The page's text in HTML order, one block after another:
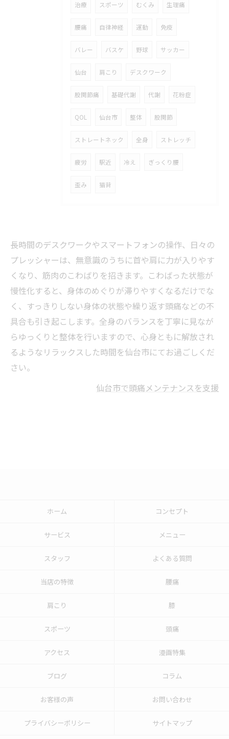
治療 スポーツ むくみ 生理痛
腰痛 自律神経 運動 免疫
バレー バスケ 野球 サッカー
仙台 肩こり デスクワーク
股関節痛 基礎代謝 代謝 花粉症
QOL 仙台市 整体 股関節
ストレートネック 全身 ストレッチ
疲労 駅近 冷え ぎっくり腰
歪み 猫背
長時間のデスクワークやスマートフォンの操作、日々の
プレッシャーは、無意識のうちに首や肩に力が入りやす
くなり、筋肉のこわばりを招きます。こわばった状態が
慢性化すると、身体のめぐりが滞りやすくなるだけでな
く、すっきりしない身体の状態や繰り返す頭痛などの不
具合も引き起こします。全身のバランスを丁寧に見なが
らゆっくりと整体を行いますので、心身ともに解放され
るようなリラックスした時間を仙台市にてお過ごしくだ
さい。
仙台市で頭痛メンテナンスを支援
ホーム コンセプト
サービス メニュー
スタッフ よくある質問
当店の特徴 腰痛
肩こり 膝
スポーツ 頭痛
アクセス 漫画特集
ブログ コラム
お客様の声 お問い合わせ
プライバシーポリシー サイトマップ